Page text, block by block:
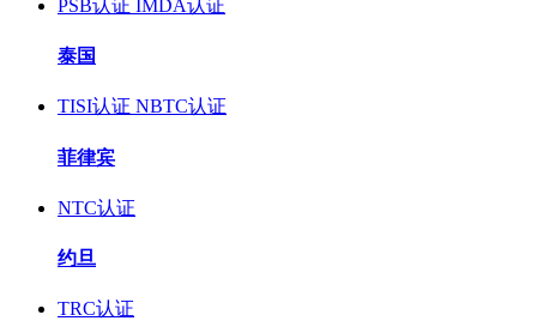
PSB认证 IMDA认证
泰国
TISI认证 NBTC认证
菲律宾
NTC认证
约旦
TRC认证